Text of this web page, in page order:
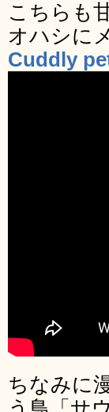
こちらも
オハシに
Cuddly
ちなみに